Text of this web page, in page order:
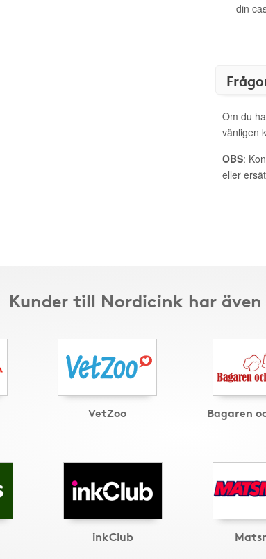
din
Om du
vänligen
OBS:
eller
Kunder till Nordicink har
VetZoo Bagaren
inkClub